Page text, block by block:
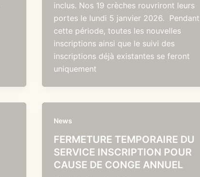
inclus. Nos 19 crèches rouvriront leurs
portes le lundi 5 janvier 2026. Pendant
cette période, toutes les nouvelles
inscriptions ainsi que le suivi des
inscriptions déjà existantes se feront
uniquement
News
FERMETURE TEMPORAIRE DU
SERVICE INSCRIPTION POUR
CAUSE DE CONGE ANNUEL